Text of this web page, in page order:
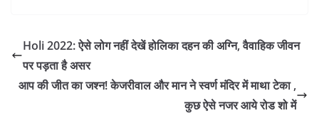
Holi 2022: ऐसे लोग नहीं देखें होलिका दहन की अग्नि, वैवाहिक जीवन
पर पड़ता है असर
आप की जीत का जश्‍न! केजरीवाल और मान ने स्वर्ण मंदिर में माथा टेका ,
कुछ ऐसे नजर आये रोड शो में